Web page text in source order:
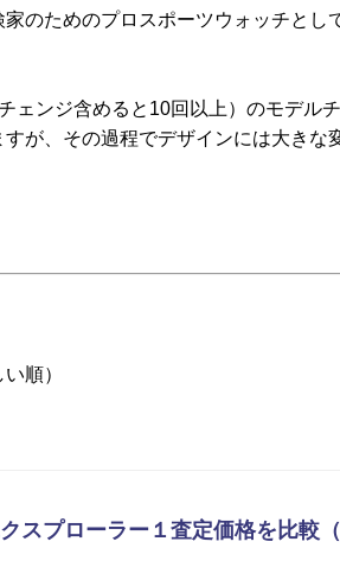
のためのプロスポーツウォッチとし
ェンジ含めると10回以上）のモデル
が、その過程でデザインには大きな
順）
スプローラー１査定価格を比較（